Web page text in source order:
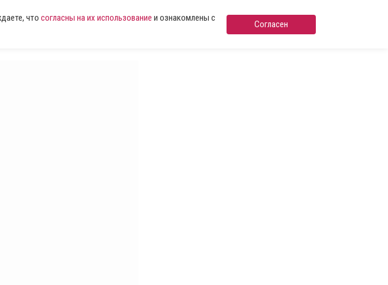
что согласны на их использование и ознакомлены с
Согласен